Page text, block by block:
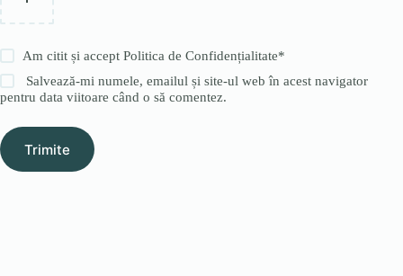
Am citit și acceptPolitica de Confidențialitate*
Salvează-mi numele, emailul și site-ul web în acest navigator
pentru data viitoare când o să comentez.
Trimite